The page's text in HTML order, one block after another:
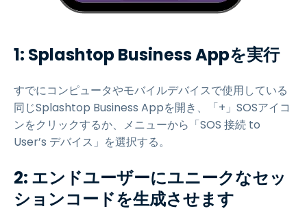
1: Splashtop Business Appを実行
すでにコンピュータやモバイルデバイスで使用している
同じSplashtop Business Appを開き、「+」SOSアイコ
ンをクリックするか、メニューから「SOS 接続 to
User’s デバイス」を選択する。
2: エンドユーザーにユニークなセッ
ションコードを生成させます